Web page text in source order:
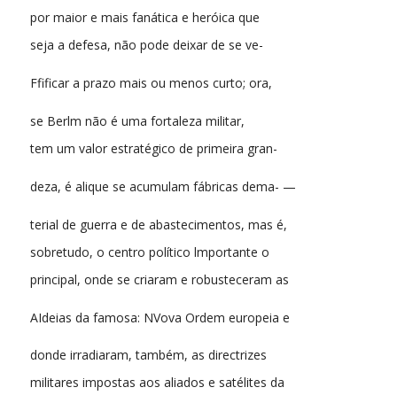
por maior e mais fanática e heróica que
seja a defesa, não pode deixar de se ve-
Ffificar a prazo mais ou menos curto; ora,
se Berlm não é uma fortaleza militar,
tem um valor estratégico de primeira gran-
deza, é alique se acumulam fábricas dema- —
terial de guerra e de abastecimentos, mas é,
sobretudo, o centro político lmportante o
principal, onde se criaram e robusteceram as
AIdeias da famosa: NVova Ordem europeia e
donde irradiaram, também, as directrizes
militares impostas aos aliados e satélites da